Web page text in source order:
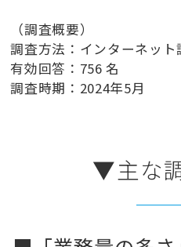
（調査概要）
調査方法：インターネット
有効回答：756 名
調査時期：2024年5月
▼主な